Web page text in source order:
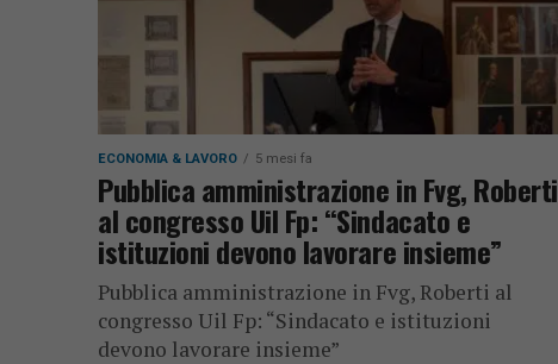
ECONOMIA & LAVORO 5 mesi fa
Pubblica amministrazione in Fvg, Roberti
al congresso Uil Fp: “Sindacato e
istituzioni devono lavorare insieme”
Pubblica amministrazione in Fvg, Roberti al
congresso Uil Fp: “Sindacato e istituzioni
devono lavorare insieme”